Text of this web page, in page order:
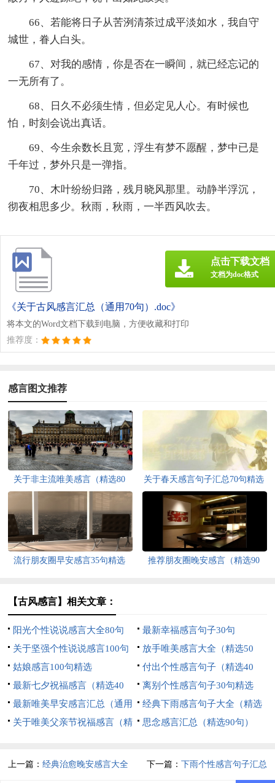
66、若能将日子从苦洌清茶过成平淡如水，我自守
城世，眷人白头。
67、对我的感情，你是否在一瞬间，就已经忘记的
一无所有了。
68、日久不必须生情，但必定见人心。有时候也
怕，时刻会说出真话。
69、今生余数长且宽，浮生有梦不愿醒，梦中已是
千年过，梦外只是一弹指。
70、木叶纷纷归路，残月晓风那里。动静半浮沉，
彻夜相思多少。秋雨，秋雨，一半西风吹去。
《关于古风感言汇总（通用70句）.doc》
将本文的Word文档下载到电脑，方便收藏和打印
推荐度：
点击下载文档
文档为doc格式
感言图文推荐
关于非主流唯美感言（精选80
句）
关于春天感言句子汇总70句精选
流行朋友圈早安感言35句精选
推荐朋友圈晚安感言（精选90
【古风感言】相关文章：
阳光个性说说感言大全80句
最新幸福感言句子30句
关于坚强个性说说感言100句
精选
放手唯美感言大全（精选50
句）
姑娘感言100句精选
付出个性感言句子（精选40
句）
最新七夕祝福感言（精选40
句）
离别个性感言句子30句精选
最新唯美早安感言汇总（通用
150句）
经典下雨感言句子大全（精选
60句）
关于唯美父亲节祝福感言（精
思念感言汇总（精选90句）
上一篇：经典治愈晚安感言大全 下一篇： 下雨个性感言句子汇总